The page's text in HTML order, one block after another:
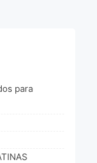
à
«A
para